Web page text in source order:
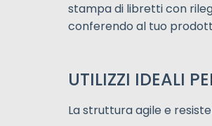
stampa di libretti con
conferendo al tuo
UTILIZZI IDEALI
La struttura agile e